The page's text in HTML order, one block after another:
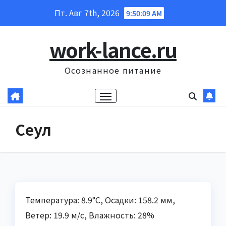
Пт. Авг 7th, 2026 9:50:10 AM
work-lance.ru
Осознанное питание
Сеул
Температура: 8.9°C, Осадки: 158.2 мм,
Ветер: 19.9 м/с, Влажность: 28%